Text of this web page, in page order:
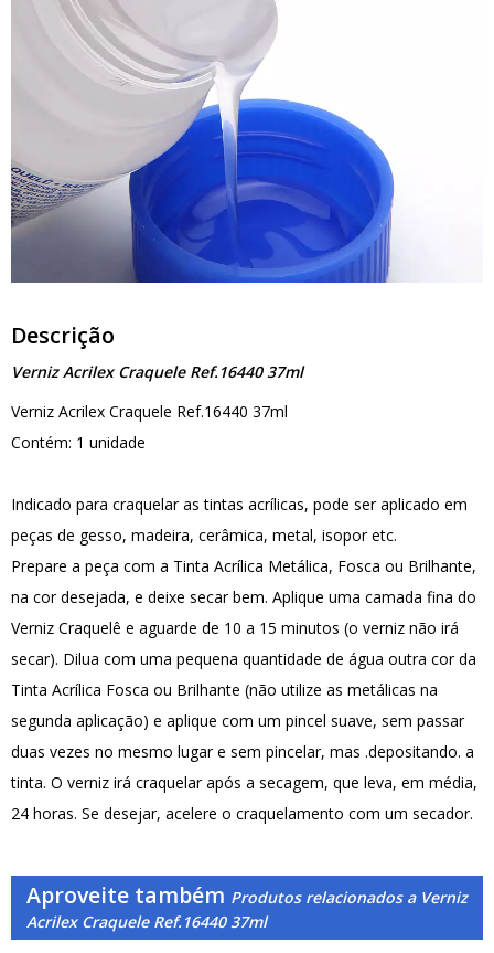
Descrição
Verniz Acrilex Craquele Ref.16440 37ml
Verniz Acrilex Craquele Ref.16440 37ml
Contém: 1 unidade
Indicado para craquelar as tintas acrílicas, pode ser aplicado em
peças de gesso, madeira, cerâmica, metal, isopor etc.
Prepare a peça com a Tinta Acrílica Metálica, Fosca ou Brilhante,
na cor desejada, e deixe secar bem. Aplique uma camada fina do
Verniz Craquelê e aguarde de 10 a 15 minutos (o verniz não irá
secar). Dilua com uma pequena quantidade de água outra cor da
Tinta Acrílica Fosca ou Brilhante (não utilize as metálicas na
segunda aplicação) e aplique com um pincel suave, sem passar
duas vezes no mesmo lugar e sem pincelar, mas .depositando. a
tinta. O verniz irá craquelar após a secagem, que leva, em média,
24 horas. Se desejar, acelere o craquelamento com um secador.
Aproveite também Produtos relacionados a Verniz
Acrilex Craquele Ref.16440 37ml